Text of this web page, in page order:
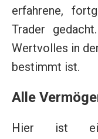
erfahrene,
Trader
Wertvolles in
bestimmt ist.
Alle
Hier ist